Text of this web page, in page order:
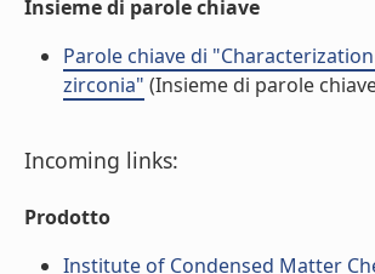
Insieme di parole chiave
Parole chiave di
zirconia" (Insieme di parole
Incoming links:
Prodotto
Institute of Condensed Matter